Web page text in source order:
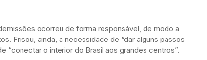
ocorreu de forma responsável, de modo a
Frisou, ainda, a necessidade de “dar alguns passos
“conectar o interior do Brasil aos grandes centros”.